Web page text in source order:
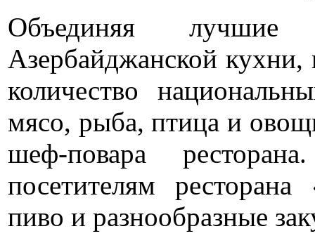
Объединяя
Азербайджанской кухни,
количество
мясо, рыба, птица и
шеф-повара
посетителям ресторана
пиво и разнообразные